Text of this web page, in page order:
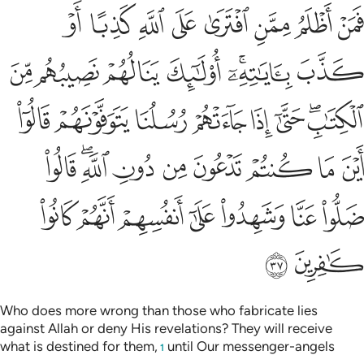
فمن اظلم ممن افترى على الله كذبا او كذب باياته اولايك ينالهم
فَمَنْ أَظْلَمُ مِمَّنِ ٱفْتَرَىٰ عَلَى ٱللَّهِ كَذِبًا أَوْ كَذَّبَ بِـَٔايَـٰتِهِۦٓ ۚ أُو۟لَـٰٓئِكَ
ﲻﲼﲽﲾﲿﳀﳁﳂ
ﳃﳄﳅﳆﳇﳈﳉ
ﳊﳋﳌﳍﳎﳏﳐﳑ
ﳒﳓﳔﳕﳖ ﳗﳘﳙﳚ
ﳛﳜﳝﳞﳟﳠﳡ
ﳢﳣ
Who does more wrong than those who fabricate lies
against Allah or deny His revelations? They will receive
what is destined for them, 1 until Our messenger-angels